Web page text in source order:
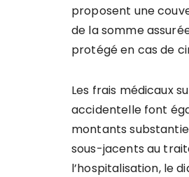
proposent une
de la somme
protégé en cas de
Les frais médicaux
accidentelle font
montants
sous-jacents au
l’hospitalisation, le